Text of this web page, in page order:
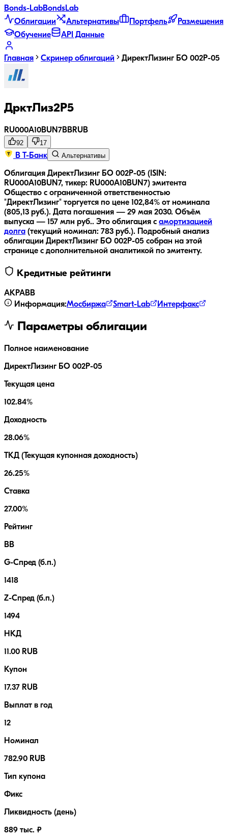
Bonds-LabBondsLab
Облигации
Альтернативы Портфель
Размещения
Обучение
API Данные
Главная Скринер облигаций ДиректЛизинг БО 002Р-05
ДрктЛиз2Р5
RU000A10BUN7BBRUB
92 17
В Т-Банк Альтернативы
Облигация ДиректЛизинг БО 002Р-05 (ISIN:
RU000A10BUN7, тикер: RU000A10BUN7) эмитента
Общество с ограниченной ответственностью
"ДиректЛизинг" торгуется по цене 102,84% от номинала
(805,13 руб.). Дата погашения — 29 мая 2030. Объём
выпуска — 157 млн руб.. Это облигация с амортизацией
долга (текущий номинал: 783 руб.).
Подробный анализ
облигации ДиректЛизинг БО 002Р-05 собран на этой
странице с дополнительной аналитикой по эмитенту.
Кредитные рейтинги
АКРАBB
Информация:Мосбиржа Smart-Lab Интерфакс
Параметры облигации
Полное наименование
ДиректЛизинг БО 002Р-05
Текущая цена
102.84%
Доходность
28.06%
ТКД (Текущая купонная доходность)
26.25%
Ставка
27.00%
Рейтинг
BB
G-Спред (б.п.)
1418
Z-Спред (б.п.)
1494
НКД
11.00 RUB
Купон
17.37 RUB
Выплат в год
12
Номинал
782.90 RUB
Тип купона
Фикс
Ликвидность (день)
889 тыс. ₽